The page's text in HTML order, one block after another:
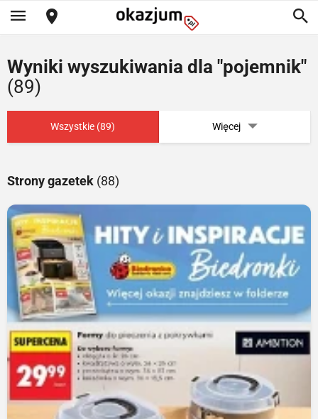
Wyniki wyszukiwania dla "pojemnik"
(89)
Wszystkie (89) Więcej
Strony gazetek (88)